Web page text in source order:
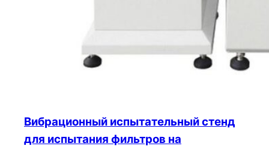
Вибрационный испытательный стенд
для испытания фильтров на